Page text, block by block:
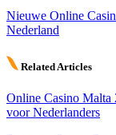
Nieuwe Online
Nederland
Related Articles
Online Casino Malta
voor Nederlanders